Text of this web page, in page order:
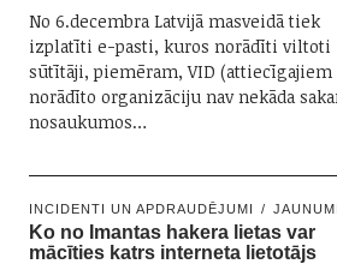
No 6.decembra Latvijā masveidā tiek
izplatīti e-pasti, kuros norādīti viltoti
sūtītāji, piemēram, VID
norādīto organizāciju nav nekāda
nosaukumos…
INCIDENTI UN APDRAUDĒJUMI JAUNUMI
Ko no Imantas hakera lietas var
mācīties katrs interneta lietotājs